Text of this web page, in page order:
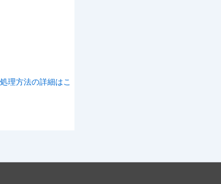
理方法の詳細はこ